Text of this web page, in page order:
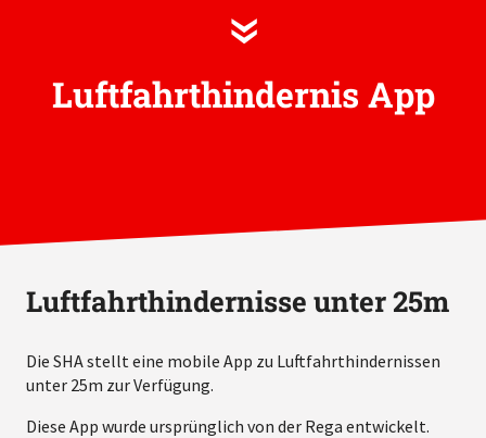
»
Luftfahrthindernis App
Luftfahrthindernisse unter 25m
Die SHA stellt eine mobile App zu Luftfahrthindernissen
unter 25m zur Verfügung.
Diese App wurde ursprünglich von der Rega entwickelt.